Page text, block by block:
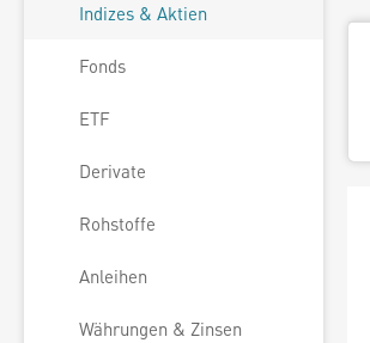
Indizes & Aktien
Fonds
ETF
Derivate
Rohstoffe
Anleihen
Währungen & Zinsen